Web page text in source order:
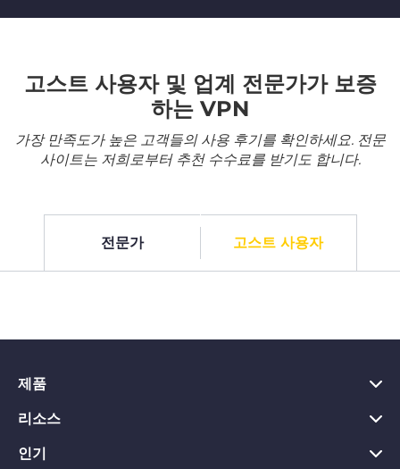
고스트 사용자 및 업계 전문가가 보증
하는 VPN
가장 만족도가 높은 고객들의 사용 후기를 확인하세요. 전문
사이트는 저희로부터 추천 수수료를 받기도 합니다.
전문가 고스트 사용자
제품
PC용 VPN
Chrome용 VPN
리소스
VPN이란?
인기